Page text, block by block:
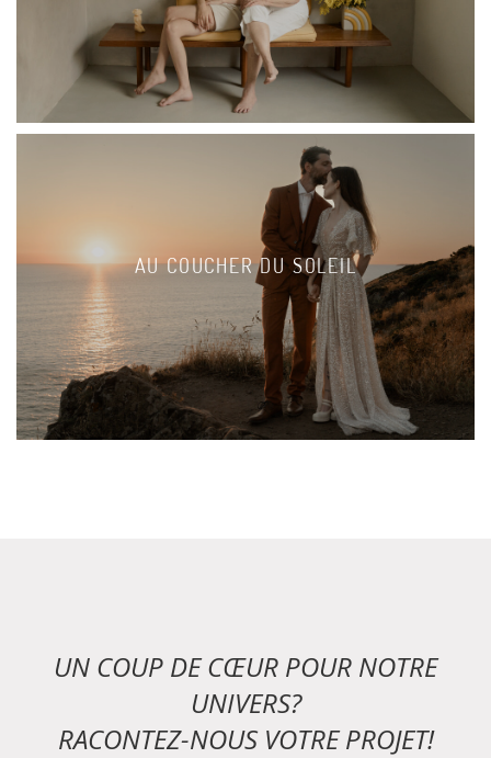
AU COUCHER DU SOLEIL
UN COUP DE CŒUR POUR NOTRE
UNIVERS?
RACONTEZ-NOUS VOTRE PROJET!